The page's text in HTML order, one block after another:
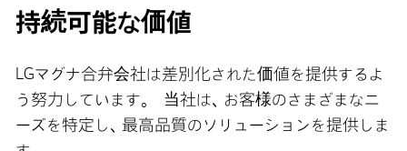
持続可能な価値
LGマグナ合弁会社は差別化された価値を提供するよ
う努力しています。 当社は、お客様のさまざまなニ
ーズを特定し、最高品質のソリューションを提供しま